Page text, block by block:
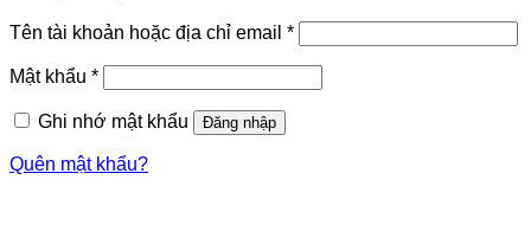
Tên tài khoản hoặc địa chỉ email *
Mật khẩu *
Ghi nhớ mật khẩu Đăng nhập
Quên mật khẩu?